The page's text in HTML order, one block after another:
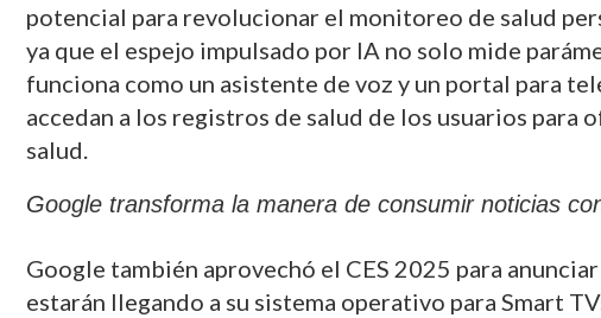
potencial para revolucionar el monitoreo de salud
ya que el espejo impulsado por IA no solo mide
funciona como un asistente de voz y un portal para
accedan a los registros de salud de los usuarios para
salud.
Google transforma la manera de consumir noticias
Google también aprovechó el CES 2025 para
estarán llegando a su sistema operativo para Smart